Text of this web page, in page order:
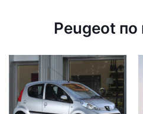
Peugeot